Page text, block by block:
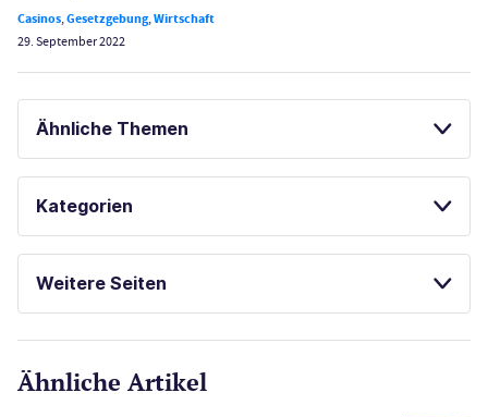
Casinos,Gesetzgebung,Wirtschaft
29. September 2022
Ähnliche Themen
SPIELAUTOMATEN GLÜCKSSPIEL ONLINE
BESTE ONLINE CASINOS
ONLINE SPIELOTHEKEN
Kategorien
Gesetzgebung
Weitere Seiten
CasinoOnline.de
Ähnliche Artikel